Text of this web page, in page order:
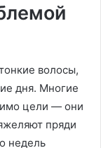
волосы,
дня. Многие
цели — они
пряди
недель